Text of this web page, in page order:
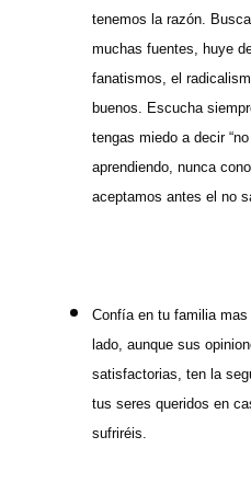
tenemos la razón.
muchas fuentes, huye
fanatismos, el
buenos. Escucha
tengas miedo a decir
aprendiendo, nunca
aceptamos antes el no
Confía en tu familia
lado, aunque sus
satisfactorias, ten la
tus seres queridos en
sufriréis.